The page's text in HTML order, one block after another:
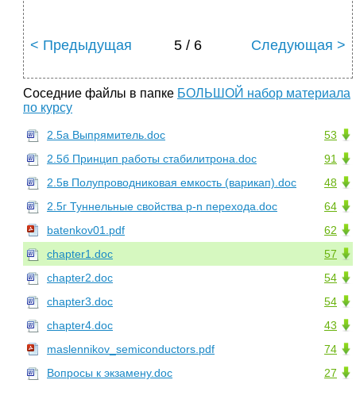
< Предыдущая 5 / 6 Следующая >
Соседние файлы в папке БОЛЬШОЙ набор материала
по курсу
53
2.5а Выпрямитель.doc
91
2.5б Принцип работы стабилитрона.doc
48
2.5в Полупроводниковая емкость (варикап).doc
64
2.5г Туннельные свойства р-n перехода.doc
62
batenkov01.pdf
57
chapter1.doc
54
chapter2.doc
54
chapter3.doc
43
chapter4.doc
74
maslennikov_semiconductors.pdf
27
Вопросы к экзамену.doc